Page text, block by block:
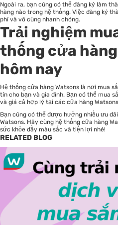
Ngoài ra, bạn cũng có thể đăng ký làm
hàng nào trong hệ thống. Việc đăng ký
phí và vô cùng nhanh chóng.
Trải nghiệm
thống cửa
hôm nay
Hệ thống cửa hàng Watsons là nơi mua
tín cho bạn và gia đình. Bạn có thể mua
và giá cả hợp lý tại các cửa hàng
Bạn cũng có thể được hưởng nhiều ưu
Watsons. Hãy cùng hệ thống cửa hàng
sức khỏe đầy màu sắc và tiện lợi nhé!
RELATED BLOG